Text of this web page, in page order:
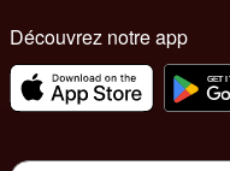
Découvrez notre app